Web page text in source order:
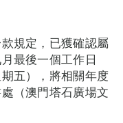
規定，已獲確認屬
最後一個工作日
五），將相關年度
（澳門塔石廣場文